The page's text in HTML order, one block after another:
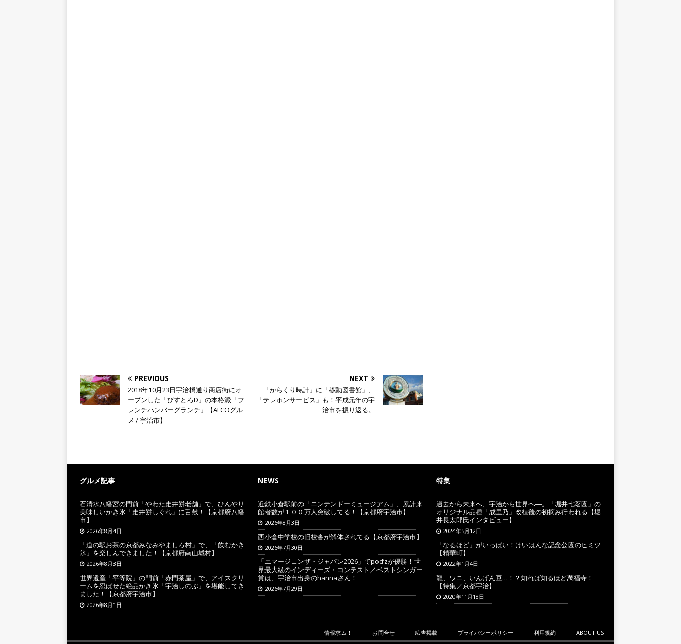
PREVIOUS
2018年10月23日宇治橋通り商店街にオ
ープンした「びすとろD」の本格派「フ
レンチハンバーグランチ」【ALCOグル
メ / 宇治市】
NEXT
「からくり時計」に「移動図書館」、
「テレホンサービス」も！平成元年の宇
治市を振り返る。
グルメ記事
石清水八幡宮の門前「やわた走井餅老舗」で、ひんやり
美味しいかき氷「走井餅しぐれ」に舌鼓！【京都府八幡
市】
2026年8月4日
「道の駅お茶の京都みなみやましろ村」で、「飲むかき
氷」を楽しんできました！【京都府南山城村】
2026年8月3日
世界遺産「平等院」の門前「赤門茶屋」で、アイスクリ
ームを忍ばせた絶品かき氷「宇治しのぶ」を堪能してき
ました！【京都府宇治市】
2026年8月1日
NEWS
近鉄小倉駅前の「ニンテンドーミュージアム」、累計来
館者数が１００万人突破してる！【京都府宇治市】
2026年8月3日
西小倉中学校の旧校舎が解体されてる【京都府宇治市】
2026年7月30日
「エマージェンザ・ジャパン2026」でpod’zが優勝！世
界最大級のインディーズ・コンテスト／ベストシンガー
賞は、宇治市出身のhannaさん！
2026年7月29日
特集
過去から未来へ、宇治から世界へ―。「堀井七茗園」の
オリジナル品種「成里乃」改植後の初摘み行われる【堀
井長太郎氏インタビュー】
2024年5月12日
「なるほど」がいっぱい！けいはんな記念公園のヒミツ
【精華町】
2022年1月4日
龍、ワニ、いんげん豆…！？知れば知るほど萬福寺！
【特集／京都宇治】
2020年11月18日
情報求ム！ お問合せ 広告掲載 プライバシーポリシー 利用規約 ABOUT US